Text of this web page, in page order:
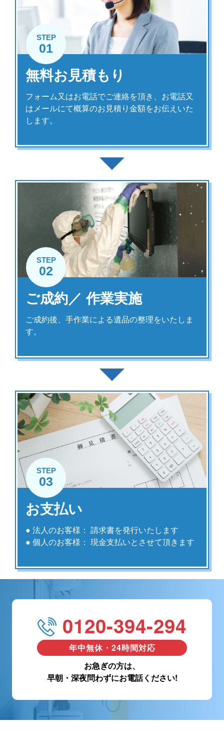
STEP
01
無料お見積もり
フォーム又はお電話でご連絡を頂き、お電話又
はメールにて概算のお見積り金額をお伝えいた
します。
STEP
02
ご成約／ 作業実施
ご成約後、手作業による遺品の整理をいたしま
す。
STEP
03
お支払い
● 法人のお客様： 請求書を発行いたします
● 個人のお客様： 現金支払いとさせて頂きます
0120-394-294
年中無休・24時間対応
お急ぎの方は、
早朝・深夜問わずにお電話ください!